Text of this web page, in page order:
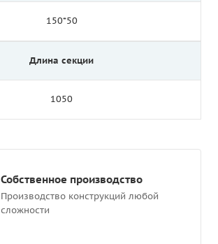
150*50
Длина секции
1050
Собственное производство
Производство конструкций любой
сложности